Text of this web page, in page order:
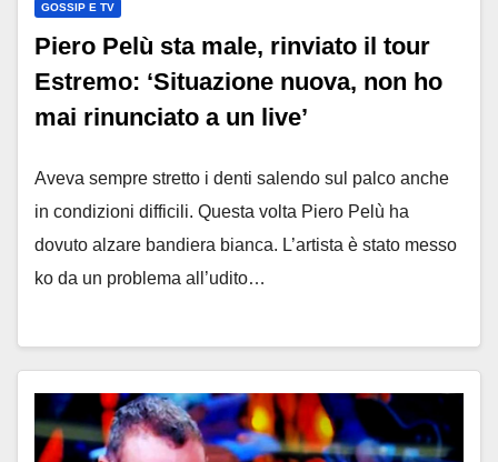
GOSSIP E TV
Piero Pelù sta male, rinviato il tour
Estremo: ‘Situazione nuova, non ho
mai rinunciato a un live’
Aveva sempre stretto i denti salendo sul palco anche
in condizioni difficili. Questa volta Piero Pelù ha
dovuto alzare bandiera bianca. L’artista è stato messo
ko da un problema all’udito…